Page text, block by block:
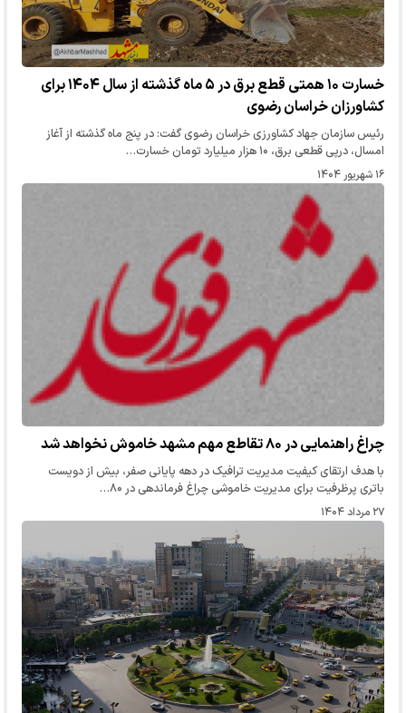
خسارت ۱۰ همتی قطع برق در ۵ ماه گذشته از سال‌ ۱۴۰۴ برای
کشاورزان خراسان رضوی
رئیس سازمان جهاد کشاورزی خراسان رضوی گفت: در پنج ماه گذشته از آغاز
امسال، درپی قطعی برق، ۱۰ هزار میلیارد تومان خسارت…
۱۶ شهریور ۱۴۰۴
چراغ راهنمایی در ۸۰ تقاطع مهم مشهد خاموش نخواهد شد
با هدف ارتقای کیفیت مدیریت ترافیک در دهه پایانی صفر، بیش از دویست
باتری پرظرفیت برای مدیریت خاموشی چراغ فرماندهی در ۸۰…
۲۷ مرداد ۱۴۰۴